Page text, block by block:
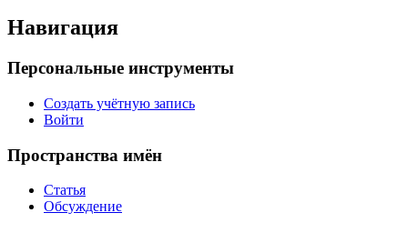
Навигация
Персональные инструменты
Создать учётную запись
Войти
Пространства имён
Статья
Обсуждение